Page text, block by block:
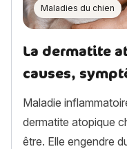
Maladies du chien
La dermatite
causes,
Maladie
dermatite atopique
être. Elle engendre